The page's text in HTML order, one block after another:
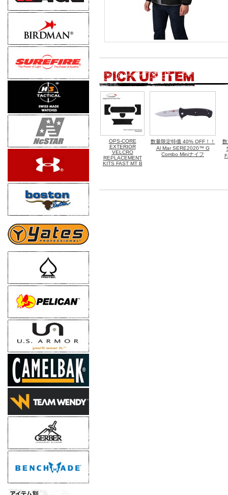
OPS-CORE
EXTERIOR
VELCRO
REPLACEMENT
KITS FAST MT B
数量限定特価 40% OFF！！
Al Mar SERE2020™ G
Combo Miniナイフ